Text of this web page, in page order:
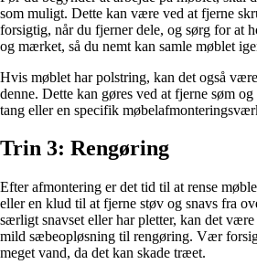
som muligt. Dette kan være ved at fjerne
forsigtig, når du fjerner dele, og sørg for at
og mærket, så du nemt kan samle møblet
Hvis møblet har polstring, kan det også
denne. Dette kan gøres ved at fjerne søm
tang eller en specifik
Trin 3: Rengøring
Efter afmontering er det tid til at rense
eller en klud til at fjerne støv og snavs fra
særligt snavset eller har pletter, kan det
mild sæbeopløsning til rengøring. Vær
meget vand, da det kan skade træet.